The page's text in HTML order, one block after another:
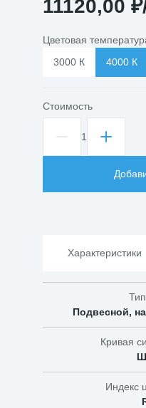
11120,00 ₽
Цветовая
3000 К
4000 К
Стоимость
Количество
товара
промышленный
линейный
1
Характеристики
Подвесной,
Кривая
Индекс